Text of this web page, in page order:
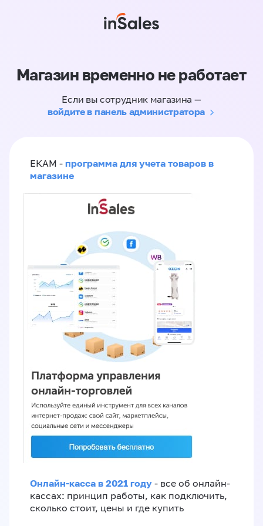
Магазин временно не работает
Если вы сотрудник магазина —
войдите в панель администратора
ЕКАМ - программа для учета товаров в
магазине
Онлайн-касса в 2021 году - все об онлайн-
кассах: принцип работы, как подключить,
сколько стоит, цены и где купить